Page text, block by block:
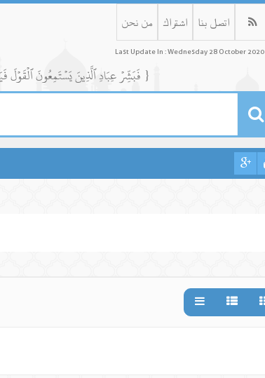
من نحن اشتراك اتصل بنا
Last Update In : Wednesday 28 October 2020
{ فَبَشِّرۡ عِبَادِ ٱلَّذِينَ يَسۡتَمِعُونَ ٱلۡقَوۡلَ فَيَتَّبِعُونَ أَحۡسَنَهُۥٓۚ أُوْلَٰٓئِكَ ٱلَّذِينَ هَدَىٰهُمُ ٱللَّهُۖ وَأُوْلَٰٓئِكَ هُمۡ أُوْلُواْ ٱلۡأَلۡبَٰبِ }